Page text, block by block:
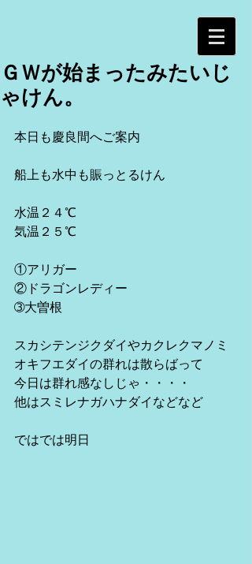
ＧＷが始まったみたいじ
ゃけん。
本日も慶良間へご案内
船上も水中も賑っとるけん
水温２４℃
気温２５℃
①アリガー
②ドラゴンレディー
➂大曽根
スカシテンジクダイやカクレクマノミ
オキフエダイの群れは散らばって
今日は群れ感なしじゃ・・・・
他はスミレナガハナダイなどなど
ではでは明日